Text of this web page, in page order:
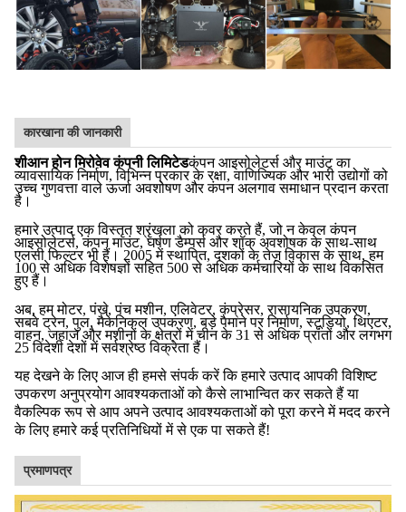
कारखाना की जानकारी
शीआन होन मिरोवेव कंपनी लिमिटेडकंपन आइसोलेटर्स और माउंट का
व्यावसायिक निर्माण, विभिन्न प्रकार के रक्षा, वाणिज्यिक और भारी उद्योगों को
उच्च गुणवत्ता वाले ऊर्जा अवशोषण और कंपन अलगाव समाधान प्रदान करता
है।
हमारे उत्पाद एक विस्तृत श्रृंखला को कवर करते हैं, जो न केवल कंपन
आइसोलेटर्स, कंपन माउंट, घर्षण डैम्पर्स और शॉक अवशोषक के साथ-साथ
एलसी फिल्टर भी हैं। 2005 में स्थापित, दशकों के तेज़ विकास के साथ, हम
100 से अधिक विशेषज्ञों सहित 500 से अधिक कर्मचारियों के साथ विकसित
हुए हैं।
अब, हम मोटर, पंखे, पंच मशीन, एलिवेटर, कंप्रेसर, रासायनिक उपकरण,
सबवे ट्रेन, पुल, मैकेनिकल उपकरण, बड़े पैमाने पर निर्माण, स्टूडियो, थिएटर,
वाहन, जहाज और मशीनों के क्षेत्रों में चीन के 31 से अधिक प्रांतों और लगभग
25 विदेशी देशों में सर्वश्रेष्ठ विक्रेता हैं।
यह देखने के लिए आज ही हमसे संपर्क करें कि हमारे उत्पाद आपकी विशिष्ट
उपकरण अनुप्रयोग आवश्यकताओं को कैसे लाभान्वित कर सकते हैं या
वैकल्पिक रूप से आप अपने उत्पाद आवश्यकताओं को पूरा करने में मदद करने
के लिए हमारे कई प्रतिनिधियों में से एक पा सकते हैं!
प्रमाणपत्र